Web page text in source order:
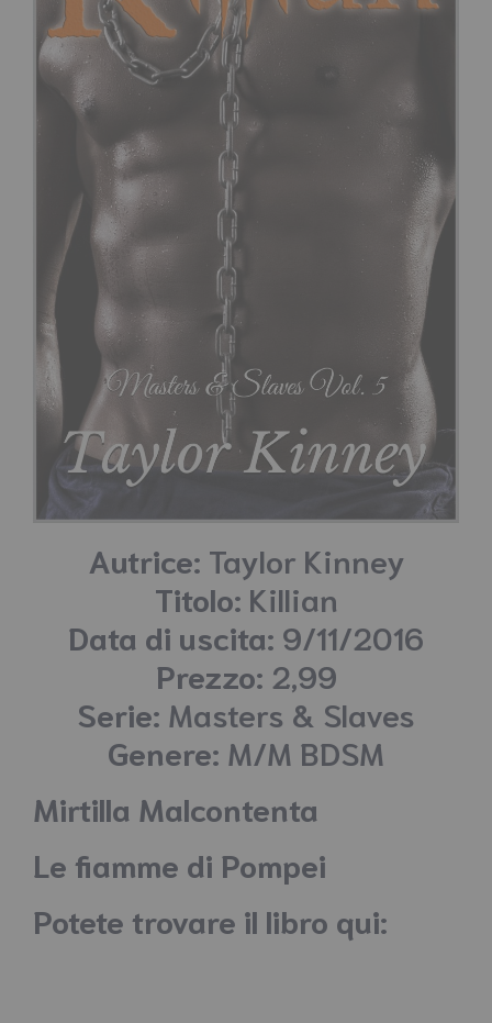
Autrice: Taylor Kinney
Titolo: Killian
Data di uscita: 9/11/2016
Prezzo: 2,99
Serie: Masters & Slaves
Genere: M/M BDSM
Mirtilla Malcontenta
Le fiamme di Pompei
Potete trovare il libro qui: